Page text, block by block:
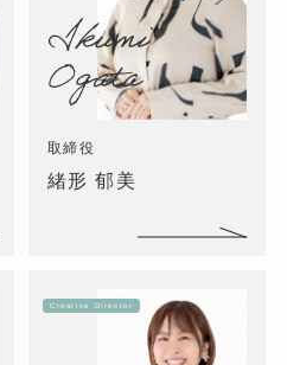
Ikumi
Ogata
取締役
緒形 郁美
Creative Director